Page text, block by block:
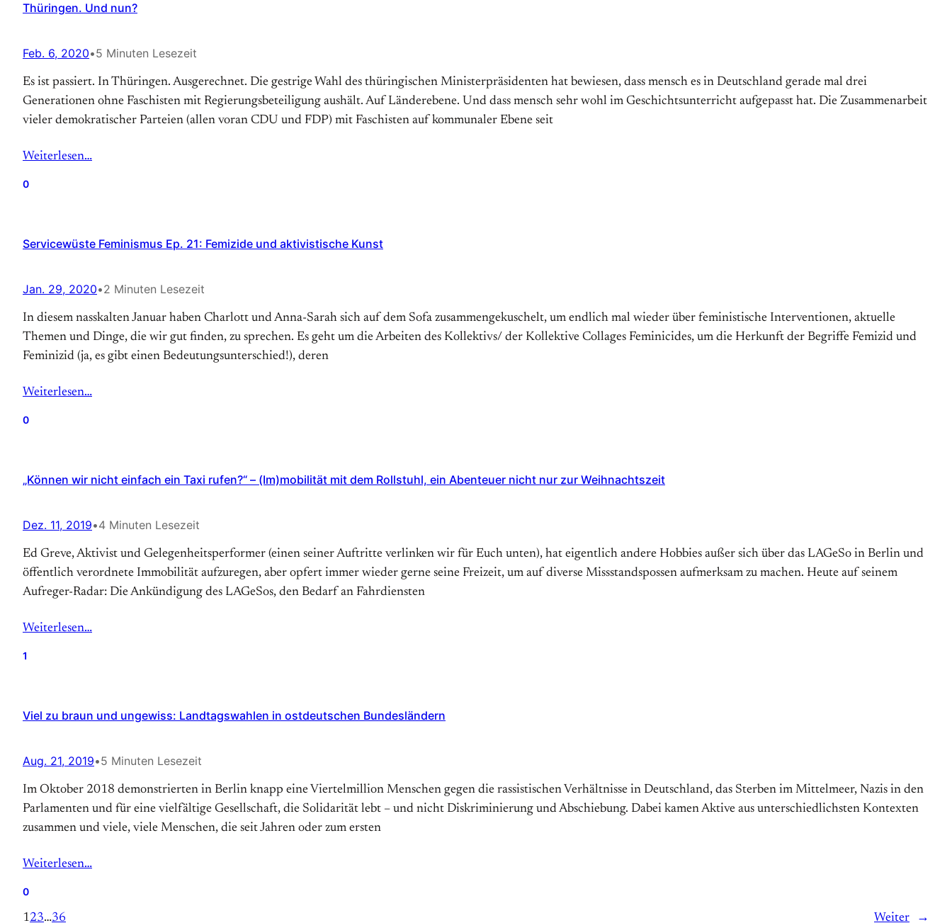
Thüringen. Und nun?
Feb. 6, 2020•5 Minuten Lesezeit
Es ist passiert. In Thüringen. Ausgerechnet. Die gestrige Wahl des thüringischen Ministerpräsidenten hat bewiesen, dass mensch es in Deutschland gerade mal drei
Generationen ohne Faschisten mit Regierungsbeteiligung aushält. Auf Länderebene. Und dass mensch sehr wohl im Geschichtsunterricht aufgepasst hat. Die Zusammenarbeit
vieler demokratischer Parteien (allen voran CDU und FDP) mit Faschisten auf kommunaler Ebene seit
Weiterlesen…
0
Servicewüste Feminismus Ep. 21: Femizide und aktivistische Kunst
Jan. 29, 2020•2 Minuten Lesezeit
In diesem nasskalten Januar haben Charlott und Anna-Sarah sich auf dem Sofa zusammengekuschelt, um endlich mal wieder über feministische Interventionen, aktuelle
Themen und Dinge, die wir gut finden, zu sprechen. Es geht um die Arbeiten des Kollektivs/ der Kollektive Collages Feminicides, um die Herkunft der Begriffe Femizid und
Feminizid (ja, es gibt einen Bedeutungsunterschied!), deren
Weiterlesen…
0
„Können wir nicht einfach ein Taxi rufen?“ – (Im)mobilität mit dem Rollstuhl, ein Abenteuer nicht nur zur Weihnachtszeit
Dez. 11, 2019•4 Minuten Lesezeit
Ed Greve, Aktivist und Gelegenheitsperformer (einen seiner Auftritte verlinken wir für Euch unten), hat eigentlich andere Hobbies außer sich über das LAGeSo in Berlin und
öffentlich verordnete Immobilität aufzuregen, aber opfert immer wieder gerne seine Freizeit, um auf diverse Missstandspossen aufmerksam zu machen. Heute auf seinem
Aufreger-Radar: Die Ankündigung des LAGeSos, den Bedarf an Fahrdiensten
Weiterlesen…
1
Viel zu braun und ungewiss: Landtagswahlen in ostdeutschen Bundesländern
Aug. 21, 2019•5 Minuten Lesezeit
Im Oktober 2018 demonstrierten in Berlin knapp eine Viertelmillion Menschen gegen die rassistischen Verhältnisse in Deutschland, das Sterben im Mittelmeer, Nazis in den
Parlamenten und für eine vielfältige Gesellschaft, die Solidarität lebt – und nicht Diskriminierung und Abschiebung. Dabei kamen Aktive aus unterschiedlichsten Kontexten
zusammen und viele, viele Menschen, die seit Jahren oder zum ersten
Weiterlesen…
0
123…36 Weiter →